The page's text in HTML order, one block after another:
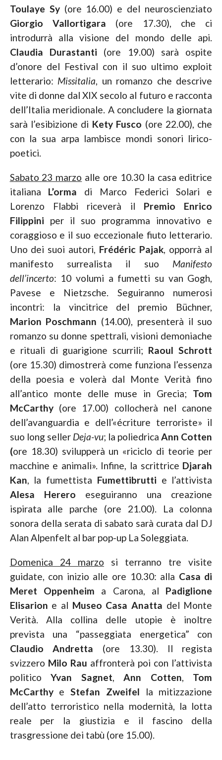
Toulaye Sy(ore 16.00) e del neuroscienziato
Giorgio
Vallortigara (ore 17.30), che ci
introdurrà alla visione del mondo delle api.
Claudia Durastanti (ore 19.00) sarà ospite
d’onore del Festival con il suo ultimo exploit
letterario: Missitalia, un romanzo che descrive
vite di donne dal XIX secolo al futuro e racconta
dell’Italia meridionale. A concludere la giornata
sarà l’esibizione di Kety Fusco (ore 22.00), che
con la sua arpa lambisce mondi sonori lirico-
poetici.
Sabato 23 marzo alle ore 10.30 la casa editrice
italiana L’orma di Marco Federici Solari e
Lorenzo Flabbi riceverà il Premio Enrico
Filippini per il suo programma innovativo e
coraggioso e il suo eccezionale fiuto letterario.
Uno dei suoi autori, Frédéric Pajak, opporrà al
manifesto surrealista il suo Manifesto
dell’incerto: 10 volumi a fumetti su van Gogh,
Pavese e Nietzsche. Seguiranno numerosi
incontri: la vincitrice del premio Büchner,
Marion Poschmann (14.00), presenterà il suo
romanzo su donne spettrali, visioni demoniache
e rituali di guarigione scurrili; Raoul Schrott
(ore 15.30) dimostrerà come funziona l’essenza
della poesia e volerà dal Monte Verità fino
all’antico monte delle muse in Grecia; Tom
McCarthy(ore 17.00) collocherà nel canone
dell’avanguardia e dell’«écriture terroriste» il
suo long seller Deja-vu; la poliedricaAnn Cotten
(ore 18.30) svilupperà un «riciclo di teorie per
macchine e animali». Infine, la scrittrice Djarah
Kan, la fumettista Fumettibrutti e l’attivista
Alesa Herero eseguiranno una creazione
ispirata alle parche (ore 21.00). La colonna
sonora della serata di sabato sarà curata dal DJ
Alan Alpenfelt al bar pop-up La Soleggiata.
Domenica 24 marzo si terranno tre visite
guidate, con inizio alle ore 10.30: alla Casa di
Meret Oppenheim a Carona, al Padiglione
Elisarion e al Museo Casa Anatta del Monte
Verità. Alla collina delle utopie è inoltre
prevista una “passeggiata energetica” con
Claudio Andretta (ore 13.30). Il regista
svizzero Milo Rau affronterà poi con l’attivista
politicoYvan Sagnet,Ann Cotten, Tom
McCarthyeStefan Zweifel la mitizzazione
dell’atto terroristico nella modernità, la lotta
reale per la giustizia e il fascino della
trasgressione dei tabù (ore 15.00).